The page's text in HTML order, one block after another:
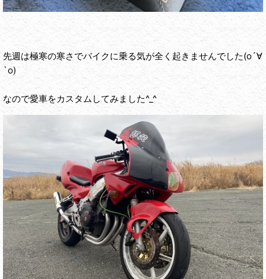
先週は極寒の寒さでバイクに乗る気が全く起きませんでした(о´∀
`о)
なので愛車をカスタムしてみました^_^